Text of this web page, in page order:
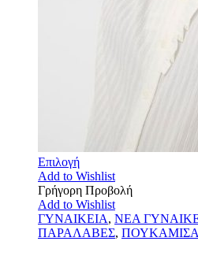
Επιλογή
Add to Wishlist
Γρήγορη Προβολή
Add to Wishlist
ΓΥΝΑΙΚΕΙΑ, ΝΕΑ
ΠΑΡΑΛΑΒΕΣ, ΠΟΥΚΑΜΙΣΑ